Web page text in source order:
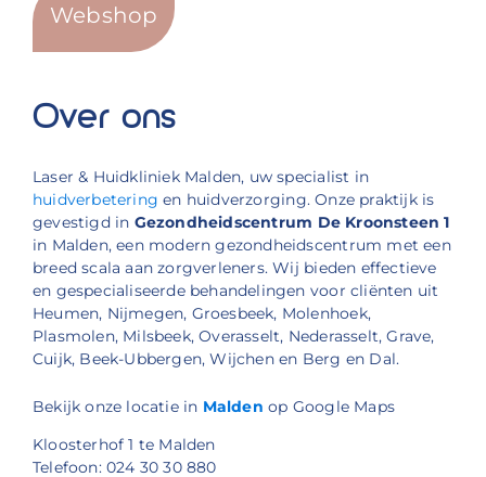
Webshop
Over ons
Laser & Huidkliniek Malden, uw specialist in
huidverbetering en huidverzorging. Onze praktijk is
gevestigd in Gezondheidscentrum De Kroonsteen 1
in Malden, een modern gezondheidscentrum met een
breed scala aan zorgverleners. Wij bieden effectieve
en gespecialiseerde behandelingen voor cliënten uit
Heumen, Nijmegen, Groesbeek, Molenhoek,
Plasmolen, Milsbeek, Overasselt, Nederasselt, Grave,
Cuijk, Beek-Ubbergen, Wijchen en Berg en Dal.
Bekijk onze locatie in Malden op Google Maps
Kloosterhof 1 te Malden
Telefoon: 024 30 30 880